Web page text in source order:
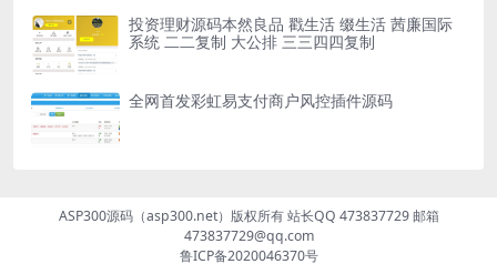
投资理财源码本然良品 戳生活 缀生活 茜廉国际
系统 二二复制 大公排 三三四四复制
全网首发彩虹易支付商户风控插件源码
ASP300源码（asp300.net）版权所有 站长QQ 473837729 邮箱
473837729@qq.com
鲁ICP备2020046370号